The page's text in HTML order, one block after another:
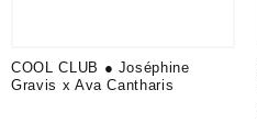
COOL CLUB ● Joséphine
Gravis x Ava Cantharis